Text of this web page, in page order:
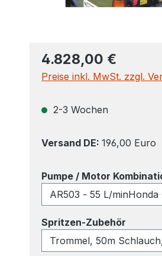
4.828,00 €
Preise inkl. MwSt. zzgl.
2-3 Wochen
Versand DE: 196,00 Euro
Pumpe / Motor
Spritzen-Zubehör